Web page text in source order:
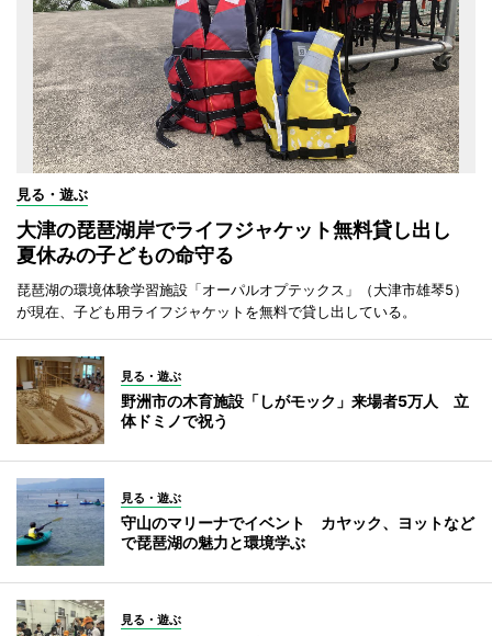
見る・遊ぶ
大津の琵琶湖岸でライフジャケット無料貸し出し
夏休みの子どもの命守る
琵琶湖の環境体験学習施設「オーパルオプテックス」（大津市雄琴5）
が現在、子ども用ライフジャケットを無料で貸し出している。
見る・遊ぶ
野洲市の木育施設「しがモック」来場者5万人 立
体ドミノで祝う
見る・遊ぶ
守山のマリーナでイベント カヤック、ヨットなど
で琵琶湖の魅力と環境学ぶ
見る・遊ぶ